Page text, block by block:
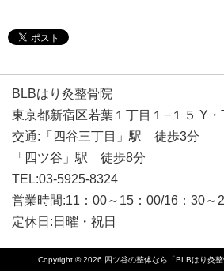
BLBはり灸整骨院
東京都新宿区若葉１丁目１−１５ Y
交通:「四谷三丁目」駅 徒歩3分
「四ツ谷」駅 徒歩8分
TEL:03-5925-8324
営業時間:11：00～15：00/16：30～
定休日:日曜・祝日
Copyright © 2026 四ツ谷の整体なら「BLBはり灸整